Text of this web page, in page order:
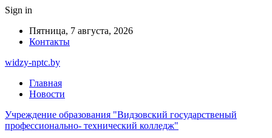
Sign in
Пятница, 7 августа, 2026
Контакты
widzy-nptc.by
Главная
Новости
Учреждение образования "Видзовский государственый
профессионально- технический колледж"